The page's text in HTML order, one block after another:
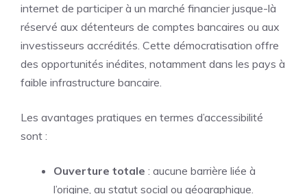
internet de participer à un marché financier jusque-là
réservé aux détenteurs de comptes bancaires ou aux
investisseurs accrédités. Cette démocratisation offre
des opportunités inédites, notamment dans les pays à
faible infrastructure bancaire.
Les avantages pratiques en termes d’accessibilité
sont :
Ouverture totale : aucune barrière liée à
l’origine, au statut social ou géographique.